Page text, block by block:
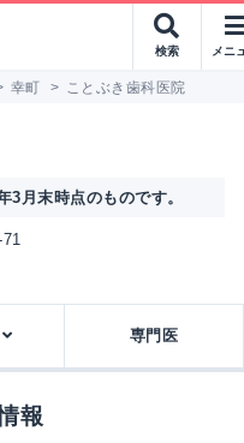
検索 メニ
幸町 > ことぶき歯科医院
3月末時点のものです。
専門医
報